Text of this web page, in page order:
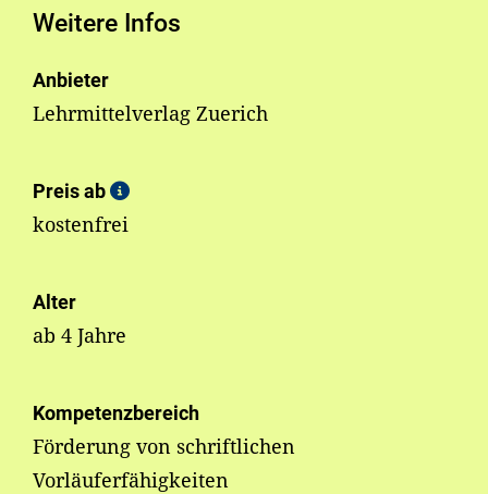
Weitere Infos
Anbieter
Lehrmittelverlag Zuerich
Preis ab
kostenfrei
Alter
ab 4 Jahre
Kompetenzbereich
Förderung von schriftlichen
Vorläuferfähigkeiten